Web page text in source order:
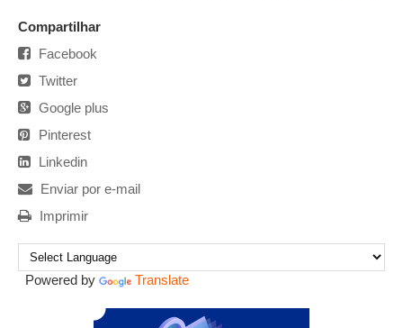
Compartilhar
Facebook
Twitter
Google plus
Pinterest
Linkedin
Enviar por e-mail
Imprimir
Powered by Translate